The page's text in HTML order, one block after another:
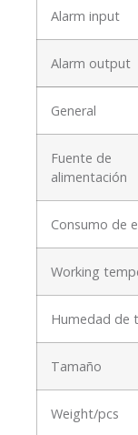
Alarm input
Alarm output
General
Fuente de
alimentación
Consumo de
Working
Humedad de
Tamaño
Weight/pcs